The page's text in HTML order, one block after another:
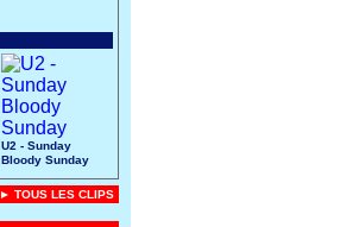
U2 - Sunday
Bloody Sunday
► TOUS LES CLIPS